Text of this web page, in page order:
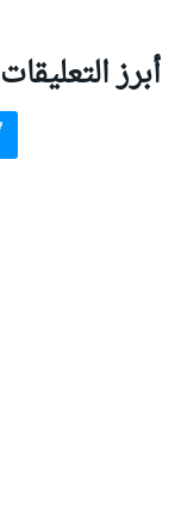
أبرز التعليقات